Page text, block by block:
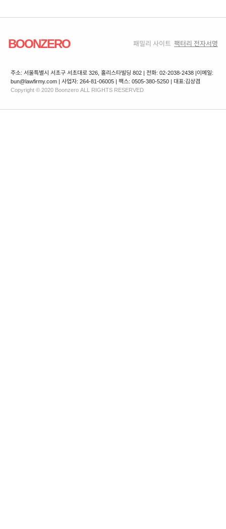
BOONZERO 패밀리 사이트 팩터리 전자서명
주소: 서울특별시 서초구 서초대로 326, 홀리스타빌딩 802 | 전화: 02-2038-2438 |이메일:
bun@lawfirmy.com | 사업자: 264-81-06005 | 팩스: 0505-380-5250 | 대표:김상겸
Copyright © 2020 Boonzero ALL RIGHTS RESERVED